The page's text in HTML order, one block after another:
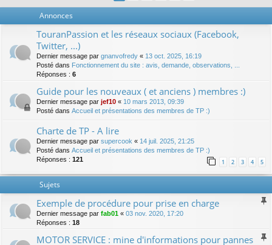
Annonces
TouranPassion et les réseaux sociaux (Facebook,
Twitter, ...)
Dernier message par gnanvofredy « 13 oct. 2025, 16:19
Posté dans Fonctionnement du site : avis, demande, observations, ...
Réponses : 6
Guide pour les nouveaux ( et anciens ) membres :)
Dernier message par jef10 « 10 mars 2013, 09:39
Posté dans Accueil et présentations des membres de TP :)
Charte de TP - A lire
Dernier message par supercook « 14 juil. 2025, 21:25
Posté dans Accueil et présentations des membres de TP :)
Réponses : 121 1 2 3 4 5
Sujets
Exemple de procédure pour prise en charge
Dernier message par fab01 « 03 nov. 2020, 17:20
Réponses : 18
MOTOR SERVICE : mine d'informations pour pannes